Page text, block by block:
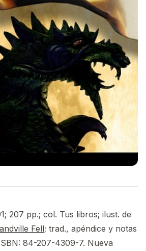
207 pp.; col. Tus libros; ilust. de
Fell; trad., apéndice y notas
84-207-4309-7. Nueva